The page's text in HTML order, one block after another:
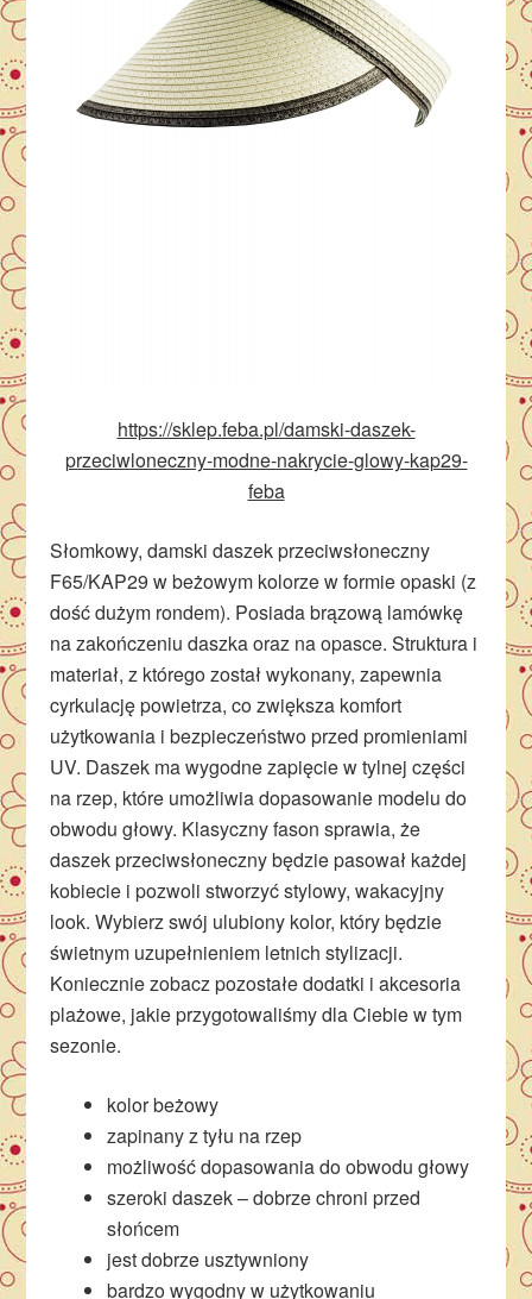
https://sklep.feba.pl/damski-daszek-
przeciwloneczny-modne-nakrycie-glowy-kap29-
feba
Słomkowy, damski daszek przeciwsłoneczny
F65/KAP29 w beżowym kolorze w formie opaski (z
dość dużym rondem). Posiada brązową lamówkę
na zakończeniu daszka oraz na opasce. Struktura i
materiał, z którego został wykonany, zapewnia
cyrkulację powietrza, co zwiększa komfort
użytkowania i bezpieczeństwo przed promieniami
UV. Daszek ma wygodne zapięcie w tylnej części
na rzep, które umożliwia dopasowanie modelu do
obwodu głowy. Klasyczny fason sprawia, że
daszek przeciwsłoneczny będzie pasował każdej
kobiecie i pozwoli stworzyć stylowy, wakacyjny
look. Wybierz swój ulubiony kolor, który będzie
świetnym uzupełnieniem letnich stylizacji.
Koniecznie zobacz pozostałe dodatki i akcesoria
plażowe, jakie przygotowaliśmy dla Ciebie w tym
sezonie.
kolor beżowy
zapinany z tyłu na rzep
możliwość dopasowania do obwodu głowy
szeroki daszek – dobrze chroni przed
słońcem
jest dobrze usztywniony
bardzo wygodny w użytkowaniu